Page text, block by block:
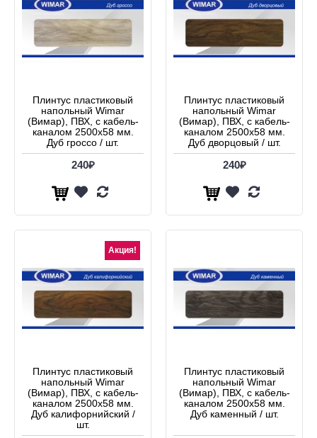
Плинтус пластиковый
напольный Wimar
(Вимар), ПВХ, с кабель-
каналом 2500х58 мм.
Дуб гроссо / шт.
240₽
Плинтус пластиковый
напольный Wimar
(Вимар), ПВХ, с кабель-
каналом 2500х58 мм.
Дуб дворцовый / шт.
240₽
Акция!
Плинтус пластиковый
напольный Wimar
(Вимар), ПВХ, с кабель-
каналом 2500х58 мм.
Дуб калифорнийский /
шт.
Плинтус пластиковый
напольный Wimar
(Вимар), ПВХ, с кабель-
каналом 2500х58 мм.
Дуб каменный / шт.